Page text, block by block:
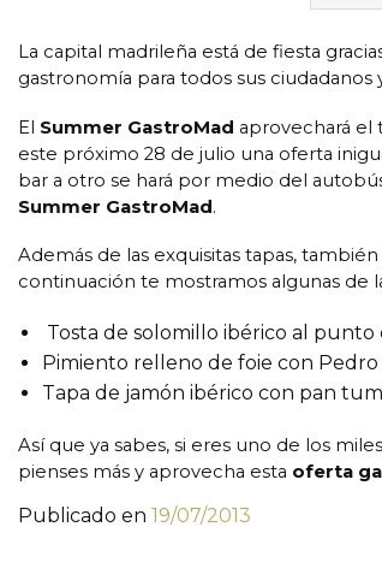
La capital madrileña está de fiesta
gastronomía para todos sus ciudadanos
El Summer GastroMad aprovechará el
este próximo 28 de julio una oferta
bar a otro se hará por medio del
Summer GastroMad.
Además de las exquisitas tapas,
continuación te mostramos algunas de
Tosta de solomillo ibérico al punto
Pimiento relleno de foie con Pedro
Tapa de jamón ibérico con pan
Así que ya sabes, si eres uno de los
pienses más y aprovecha esta oferta
Publicado en 19/07/2013